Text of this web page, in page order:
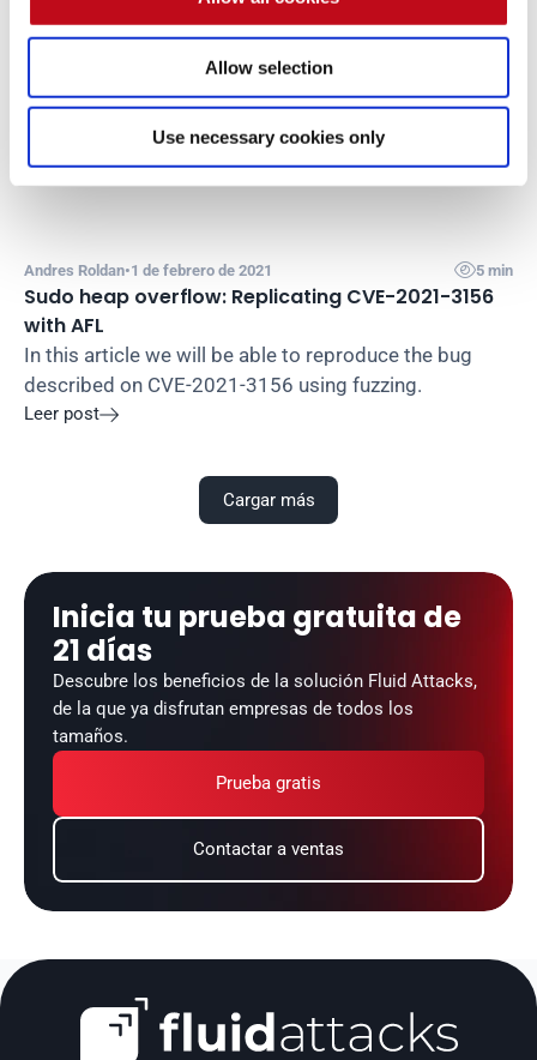
Allow selection
Use necessary cookies only
Ataques
Andres Roldan•1 de febrero de 2021 5 min
Sudo heap overflow: Replicating CVE-2021-3156
with AFL
In this article we will be able to reproduce the bug
described on CVE-2021-3156 using fuzzing.
Leer post
Cargar más
Inicia tu prueba gratuita de
21 días
Descubre los beneficios de la solución Fluid Attacks,
de la que ya disfrutan empresas de todos los
tamaños.
Prueba gratis
Contactar a ventas